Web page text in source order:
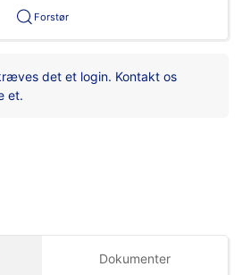
Forstør
det et login. Kontakt os
et.
Dokumenter